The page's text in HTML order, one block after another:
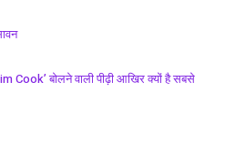
Cook’ बोलने वाली पीढ़ी आखिर क्यों है सबसे